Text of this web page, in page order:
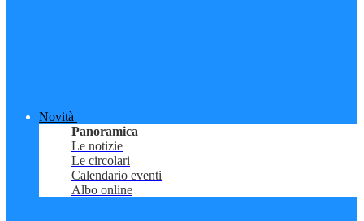
Novità
Panoramica
Le notizie
Le circolari
Calendario eventi
Albo online